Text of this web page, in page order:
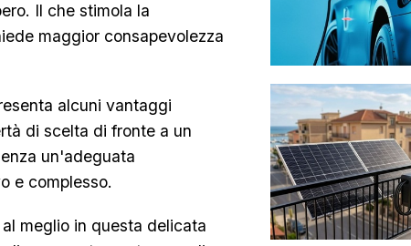
Il che stimola la
maggior consapevolezza
alcuni vantaggi
di scelta di fronte a un
un'adeguata
e complesso.
meglio in questa delicata